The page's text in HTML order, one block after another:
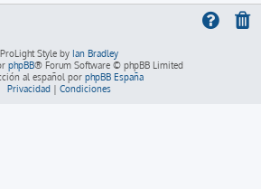
ProLight Style by Ian Bradley
phpBB® Forum Software © phpBB Limited
al español por phpBB España
Privacidad| Condiciones